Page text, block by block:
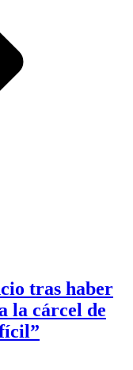
tras haber
la cárcel de